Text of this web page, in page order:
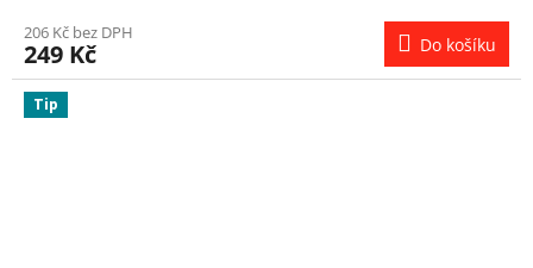
206 Kč bez DPH
249 Kč Do košíku
Tip